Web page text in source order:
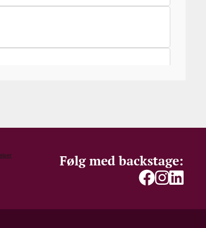
Følg med backstage: